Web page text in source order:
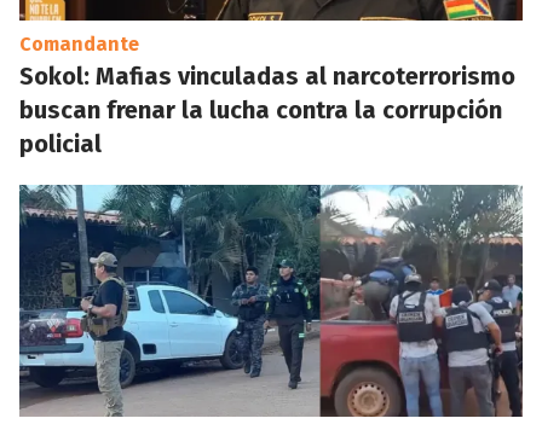
Comandante
Sokol: Mafias vinculadas al narcoterrorismo
buscan frenar la lucha contra la corrupción
policial